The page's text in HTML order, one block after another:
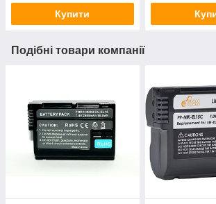
Купити
Подібні товари компанії